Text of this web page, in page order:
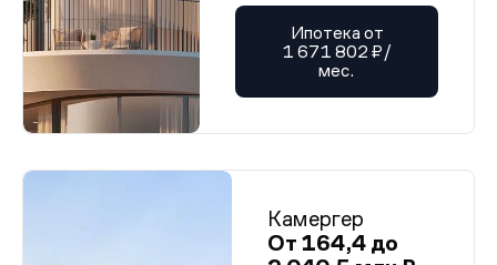
Ипотека от
1 671 802 ₽/
мес.
Камергер
От 164,4 до